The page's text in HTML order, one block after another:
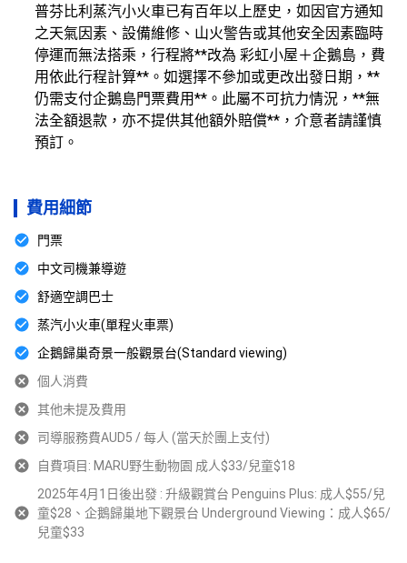
普芬比利蒸汽小火車已有百年以上歷史，如因官方通知
之天氣因素、設備維修、山火警告或其他安全因素臨時
停運而無法搭乘，行程將**改為 彩虹小屋＋企鵝島，費
用依此行程計算**。如選擇不參加或更改出發日期，**
仍需支付企鵝島門票費用**。此屬不可抗力情況，**無
法全額退款，亦不提供其他額外賠償**，介意者請謹慎
預訂。
費用細節
門票
中文司機兼導遊
舒適空調巴士
蒸汽小火車(單程火車票)
企鵝歸巢奇景一般觀景台(Standard viewing)
個人消費
其他未提及費用
司導服務費AUD5 / 每人 (當天於團上支付)
自費項目: MARU野生動物園 成人$33/兒童$18
2025年4月1日後出發 : 升級觀賞台 Penguins Plus: 成人$55/兒
童$28、企鵝歸巢地下觀景台 Underground Viewing：成人$65/
兒童$33